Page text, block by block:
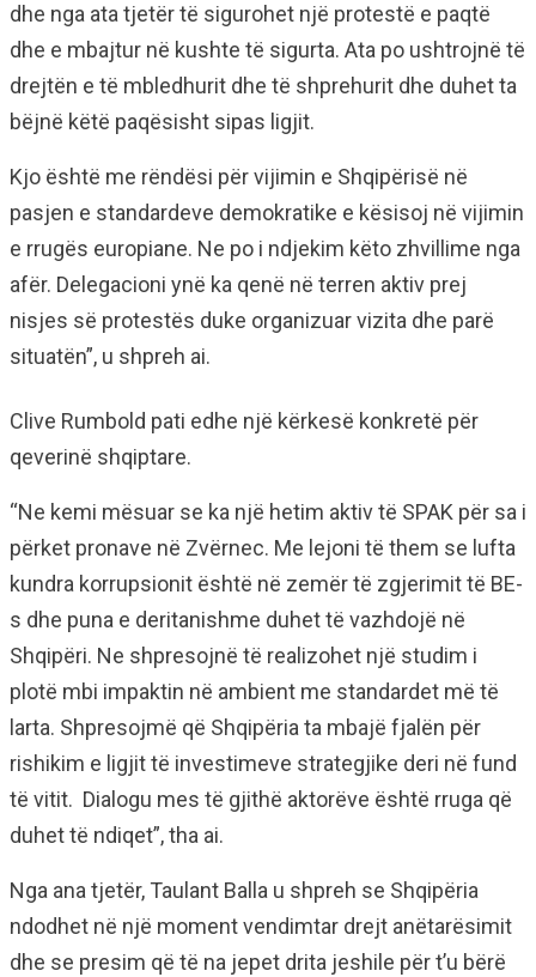
dhe nga ata tjetër të sigurohet një protestë e paqtë
dhe e mbajtur në kushte të sigurta. Ata po ushtrojnë të
drejtën e të mbledhurit dhe të shprehurit dhe duhet ta
bëjnë këtë paqësisht sipas ligjit.
Kjo është me rëndësi për vijimin e Shqipërisë në
pasjen e standardeve demokratike e kësisoj në vijimin
e rrugës europiane. Ne po i ndjekim këto zhvillime nga
afër. Delegacioni ynë ka qenë në terren aktiv prej
nisjes së protestës duke organizuar vizita dhe parë
situatën”, u shpreh ai.
Clive Rumbold pati edhe një kërkesë konkretë për
qeverinë shqiptare.
“Ne kemi mësuar se ka një hetim aktiv të SPAK për sa i
përket pronave në Zvërnec. Me lejoni të them se lufta
kundra korrupsionit është në zemër të zgjerimit të BE-
s dhe puna e deritanishme duhet të vazhdojë në
Shqipëri. Ne shpresojnë të realizohet një studim i
plotë mbi impaktin në ambient me standardet më të
larta. Shpresojmë që Shqipëria ta mbajë fjalën për
rishikim e ligjit të investimeve strategjike deri në fund
të vitit. Dialogu mes të gjithë aktorëve është rruga që
duhet të ndiqet”, tha ai.
Nga ana tjetër, Taulant Balla u shpreh se Shqipëria
ndodhet në një moment vendimtar drejt anëtarësimit
dhe se presim që të na jepet drita jeshile për t’u bërë